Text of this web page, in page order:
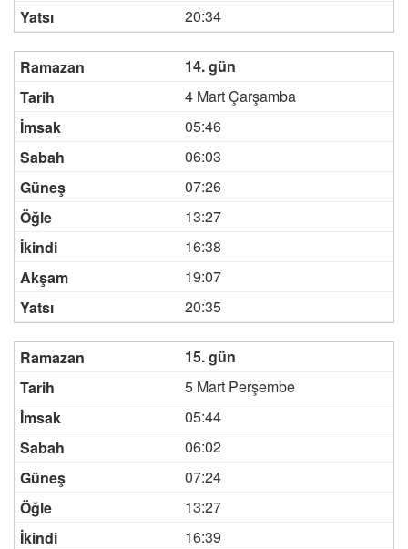
20:34
14. gün
4 Mart Çarşamba
05:46
06:03
07:26
13:27
16:38
19:07
20:35
15. gün
5 Mart Perşembe
05:44
06:02
07:24
13:27
16:39